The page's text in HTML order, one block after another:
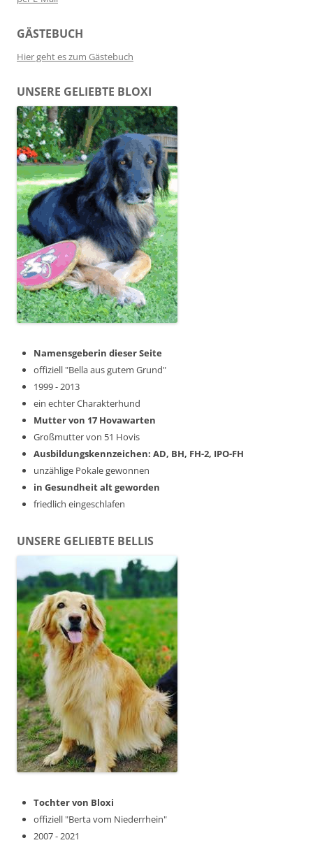
GÄSTEBUCH
Hier geht es zum Gästebuch
UNSERE GELIEBTE BLOXI
Namensgeberin dieser Seite
offiziell "Bella aus gutem Grund"
1999 - 2013
ein echter Charakterhund
Mutter von 17 Hovawarten
Großmutter von 51 Hovis
Ausbildungskennzeichen: AD, BH, FH-2, IPO-FH
unzählige Pokale gewonnen
in Gesundheit alt geworden
friedlich eingeschlafen
UNSERE GELIEBTE BELLIS
Tochter von Bloxi
offiziell "Berta vom Niederrhein"
2007 - 2021